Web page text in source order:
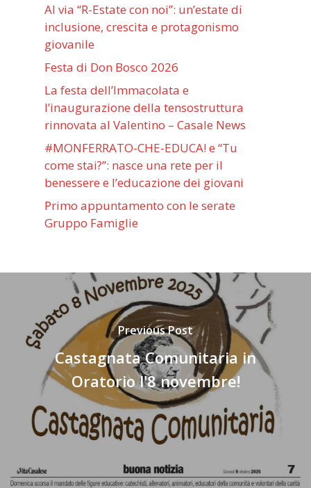
Al via “R-Estate con noi”: un’estate di
inclusione, crescita e protagonismo
giovanile
Festa di Don Bosco 2026
La festa dell’Immacolata e
l’inaugurazione della tensostruttura
rinnovata al Valentino – Casale News
#MONFERRATO-CHE-EDUCA! e “Tu
come stai?”: nasce una rete per il
benessere e l’educazione dei giovani
Primo appuntamento con le serate
Gruppo Famiglie
Previous Post
Castagnata Comunitaria in
Oratorio l'8 novembre!